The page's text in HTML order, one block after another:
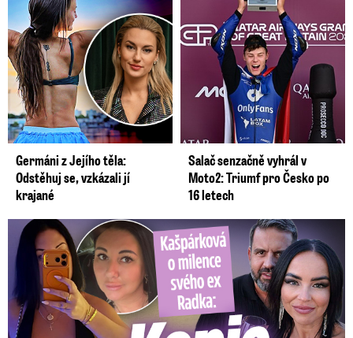
Germáni z Jejího těla:
Odstěhuj se, vzkázali jí
krajané
Salač senzačně vyhrál v
Moto2: Triumf pro Česko po
16 letech
Kašpárková o milence svého ex Radka: Kopie z Wishe!